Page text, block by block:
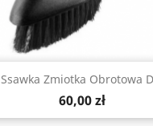
Ssawka Zmiotka Obrotowa
60,00 zł